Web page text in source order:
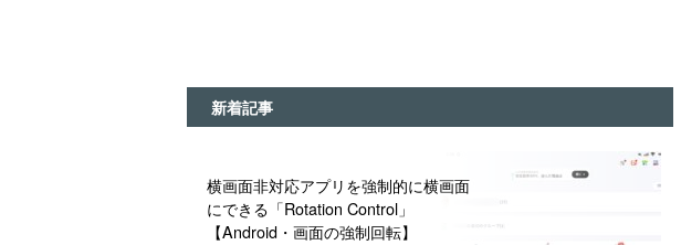
新着記事
横画面非対応アプリを強制的に横画面
にできる「Rotation Control」
【Android・画面の強制回転】